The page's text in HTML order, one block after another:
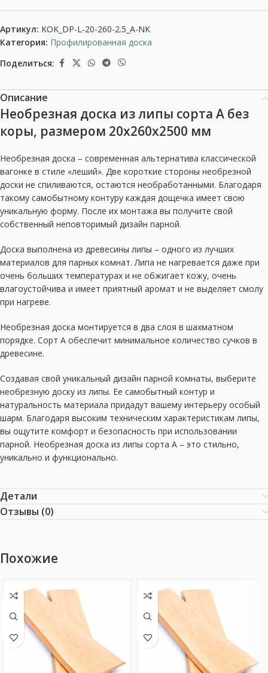
Артикул: KOK_DP-L-20-260-2.5_A-NK
Категория: Профилированная доска
Поделиться:
Описание
Необрезная доска из липы сорта А без
коры, размером 20x260x2500 мм
Необрезная доска – современная альтернатива классической
вагонке в стиле «леший». Две короткие стороны необрезной
доски не спиливаются, остаются необработанными. Благодаря
такому самобытному контуру каждая дощечка имеет свою
уникальную форму. После их монтажа вы получите свой
собственный неповторимый дизайн парной.
Доска выполнена из древесины липы – одного из лучших
материалов для парных комнат. Липа не нагревается даже при
очень больших температурах и не обжигает кожу, очень
влагоустойчива и имеет приятный аромат и не выделяет смолу
при нагреве.
Необрезная доска монтируется в два слоя в шахматном
порядке. Сорт А обеспечит минимальное количество сучков в
древесине.
Создавая свой уникальный дизайн парной комнаты, выберите
необрезную доску из липы. Ее самобытный контур и
натуральность материала придадут вашему интерьеру особый
шарм. Благодаря высоким техническим характеристикам липы,
вы ощутите комфорт и безопасность при использовании
парной. Необрезная доска из липы сорта А – это стильно,
уникально и функционально.
Детали
Отзывы (0)
Похожие